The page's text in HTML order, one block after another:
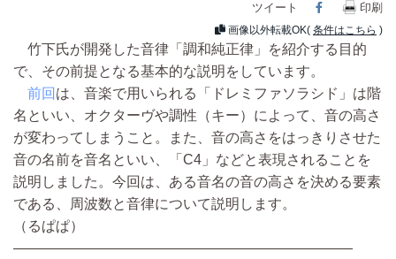
ツイート Facebook
印刷
画像以外転載OK( 条件はこちら )
竹下氏が開発した音律「調和純正律」を紹介する目的
で、その前提となる基本的な説明をしています。
前回 は、音楽で用いられる「ドレミファソラシド」は階
名といい、オクターヴや調性（キー）によって、音の高さ
が変わってしまうこと。また、音の高さをはっきりさせた
音の名前を音名といい、「C4」などと表現されることを
説明しました。今回は、ある音名の音の高さを決める要素
である、周波数と音律について説明します。
（るぱぱ）
————————————————————————